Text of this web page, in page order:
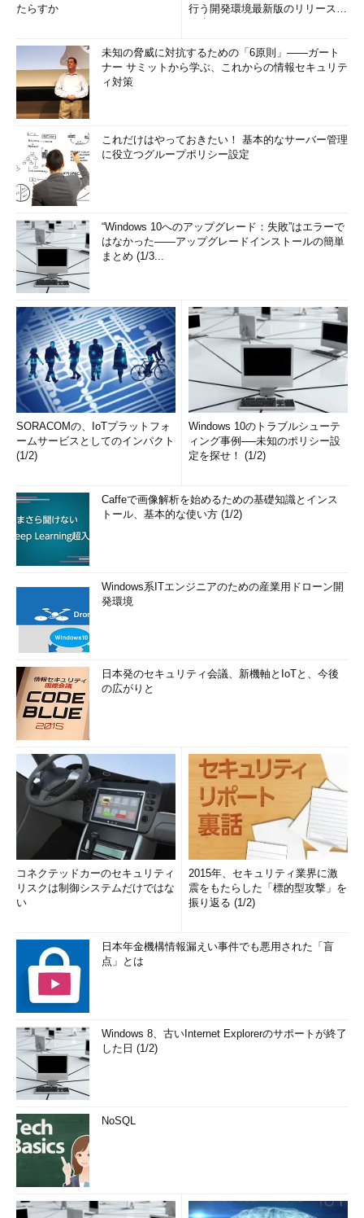
たらすか
行う開発環境最新版のリリースを
未知の脅威に対抗するための「6原則」――ガート
ナー サミットから学ぶ、これからの情報セキュリテ
ィ対策
これだけはやっておきたい！ 基本的なサーバー管理
に役立つグループポリシー設定
“Windows 10へのアップグレード：失敗”はエラーで
はなかった――アップグレードインストールの簡単
まとめ (1/3...
SORACOMの、IoTプラットフォ
ームサービスとしてのインパクト
(1/2)
Windows 10のトラブルシューテ
ィング事例──未知のポリシー設
定を探せ！ (1/2)
Caffeで画像解析を始めるための基礎知識とインス
トール、基本的な使い方 (1/2)
Windows系ITエンジニアのための産業用ドローン開
発環境
日本発のセキュリティ会議、新機軸とIoTと、今後
の広がりと
コネクテッドカーのセキュリティ
リスクは制御システムだけではな
い
2015年、セキュリティ業界に激
震をもたらした「標的型攻撃」を
振り返る (1/2)
日本年金機構情報漏えい事件でも悪用された「盲
点」とは
Windows 8、古いInternet Explorerのサポートが終了
した日 (1/2)
NoSQL